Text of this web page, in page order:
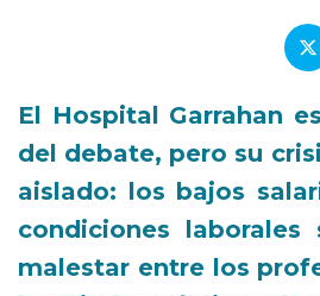
El Hospital Garrahan
del debate, pero su
aislado: los bajos
condiciones
malestar entre los
hospitales públicos de